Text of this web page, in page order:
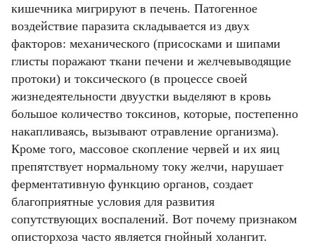
кишечника мигрируют в печень. Патогенное
воздействие паразита складывается из двух
факторов: механического (присосками и шипами
глисты поражают ткани печени и желчевыводящие
протоки) и токсического (в процессе своей
жизнедеятельности двуустки выделяют в кровь
большое количество токсинов, которые, постепенно
накапливаясь, вызывают отравление организма).
Кроме того, массовое скопление червей и их яиц
препятствует нормальному току желчи, нарушает
ферментативную функцию органов, создает
благоприятные условия для развития
сопутствующих воспалений. Вот почему признаком
описторхоза часто является гнойный холангит.